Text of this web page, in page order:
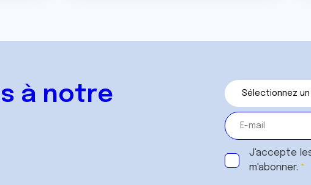
à notre
J'accepte
m'abonner.